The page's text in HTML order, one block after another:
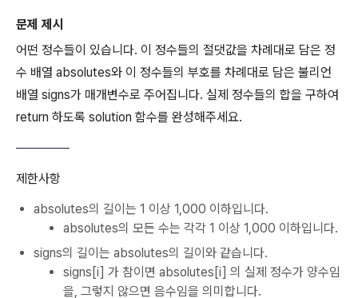
문제 제시
어떤 정수들이 있습니다. 이 정수들의 절댓값을 차례대로 담은 정
수 배열 absolutes와 이 정수들의 부호를 차례대로 담은 불리언
배열 signs가 매개변수로 주어집니다. 실제 정수들의 합을 구하여
return 하도록 solution 함수를 완성해주세요.
제한사항
absolutes의 길이는 1 이상 1,000 이하입니다.
absolutes의 모든 수는 각각 1 이상 1,000 이하입니다.
signs의 길이는 absolutes의 길이와 같습니다.
signs[i] 가 참이면 absolutes[i] 의 실제 정수가 양수임
을, 그렇지 않으면 음수임을 의미합니다.